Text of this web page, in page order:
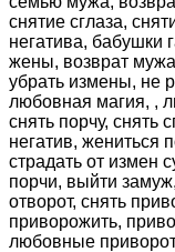
снятие сглаза,
негатива, бабушки
жены, возврат
убрать измены, не
любовная магия, ,
снять порчу, снять
негатив, жениться
страдать от измен
порчи, выйти
отворот, снять
приворожить,
любовные